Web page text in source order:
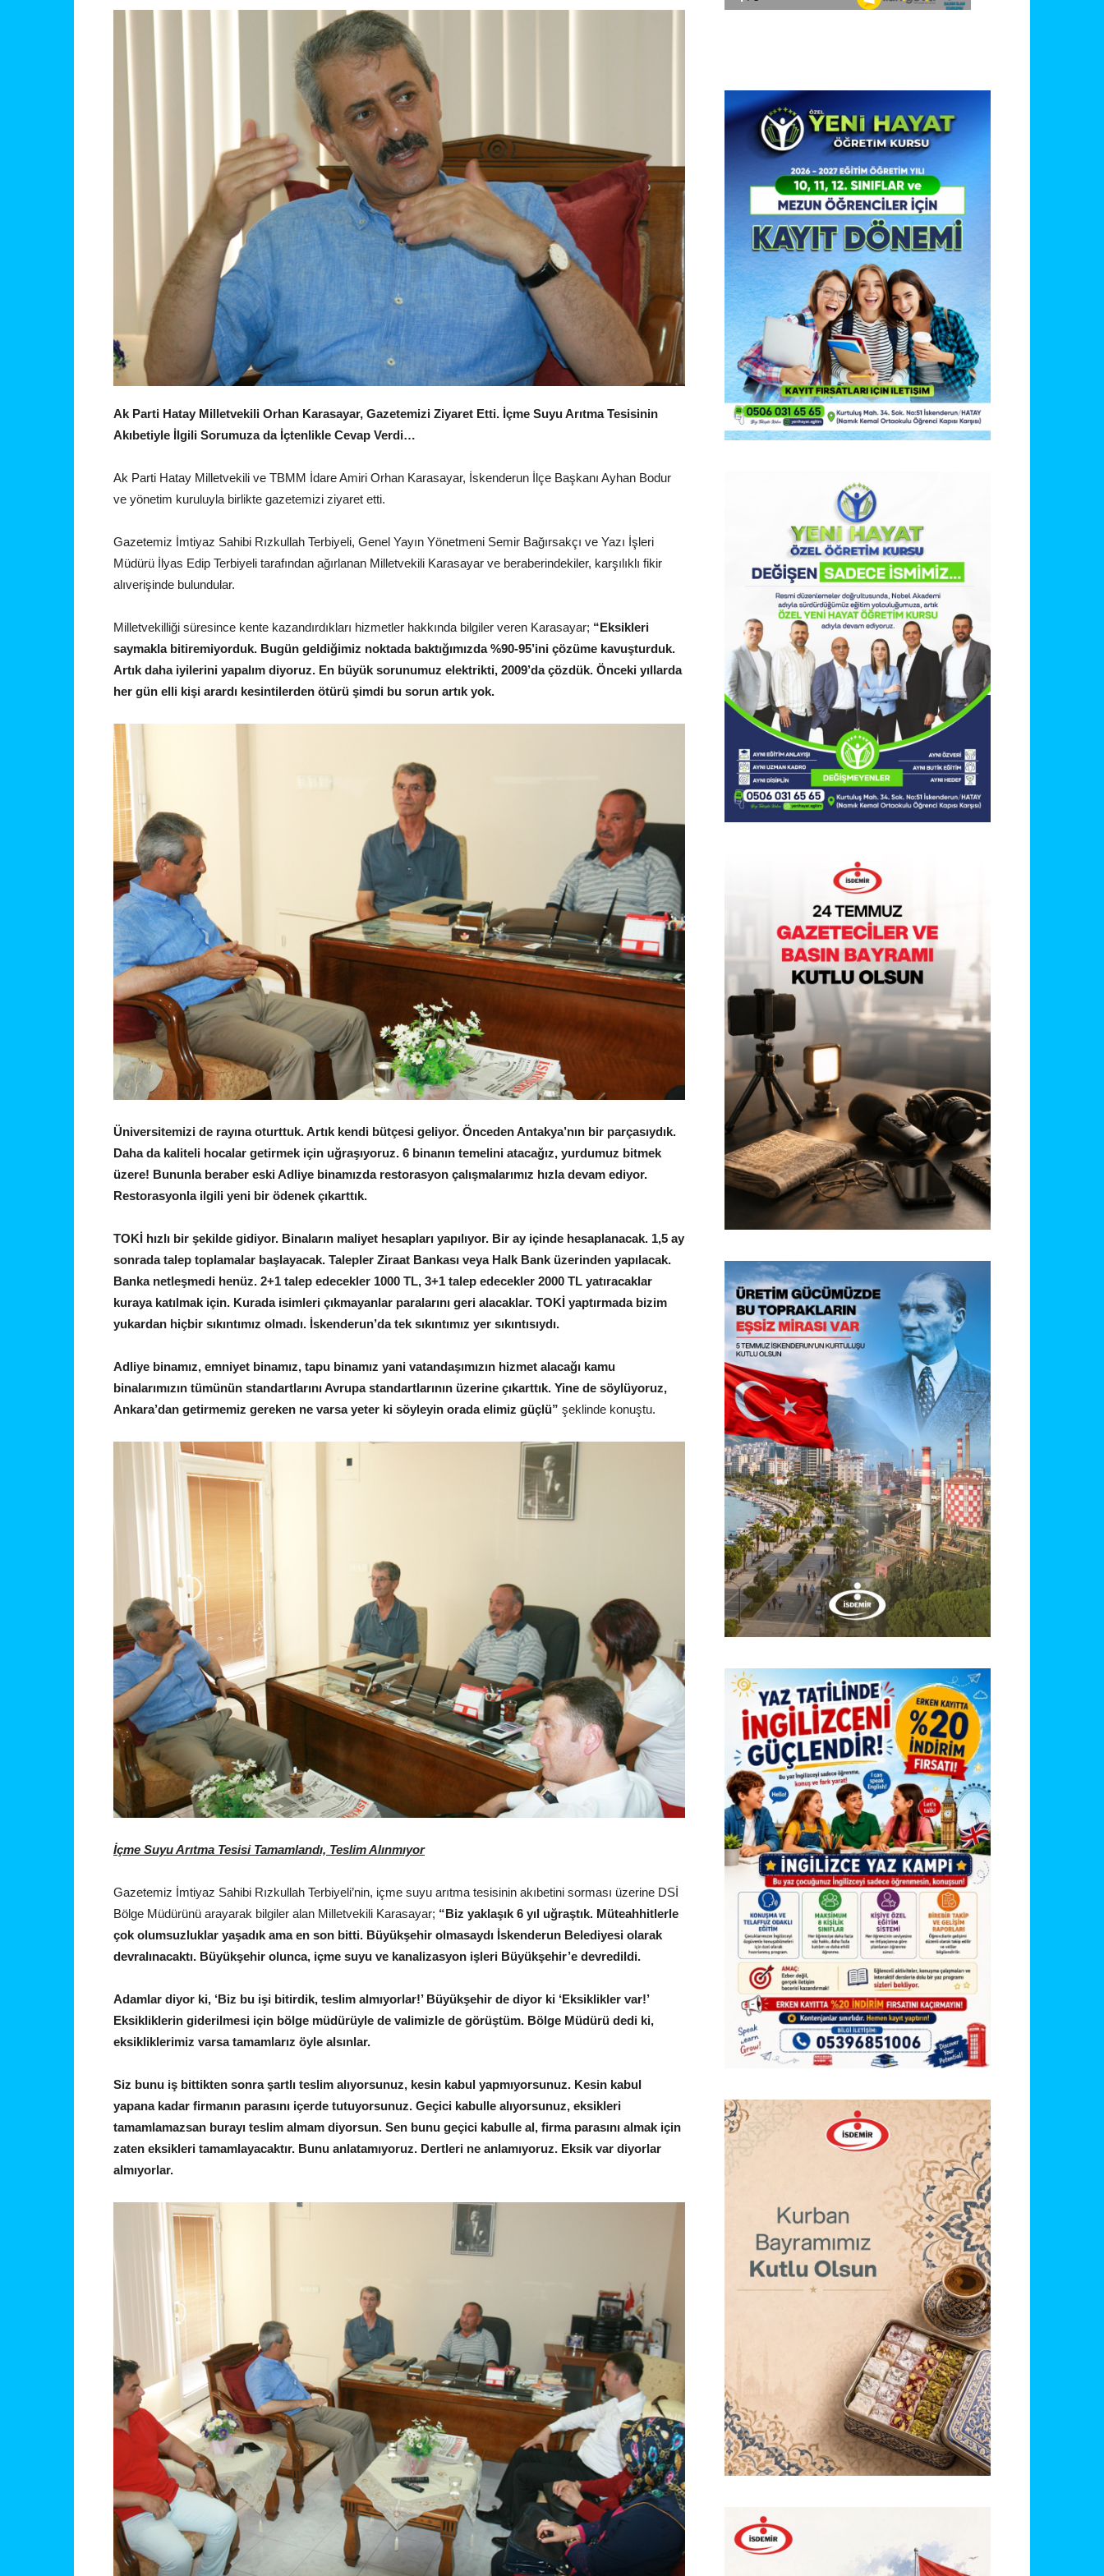
Ak Parti Hatay Milletvekili Orhan Karasayar, Gazetemizi Ziyaret Etti. İçme Suyu Arıtma Tesisinin
Akıbetiyle İlgili Sorumuza da İçtenlikle Cevap Verdi…
Ak Parti Hatay Milletvekili ve TBMM İdare Amiri Orhan Karasayar, İskenderun İlçe Başkanı Ayhan Bodur
ve yönetim kuruluyla birlikte gazetemizi ziyaret etti.
Gazetemiz İmtiyaz Sahibi Rızkullah Terbiyeli, Genel Yayın Yönetmeni Semir Bağırsakçı ve Yazı İşleri
Müdürü İlyas Edip Terbiyeli tarafından ağırlanan Milletvekili Karasayar ve beraberindekiler, karşılıklı fikir
alıverişinde bulundular.
Milletvekilliği süresince kente kazandırdıkları hizmetler hakkında bilgiler veren Karasayar; “Eksikleri
saymakla bitiremiyorduk. Bugün geldiğimiz noktada baktığımızda %90-95’ini çözüme kavuşturduk.
Artık daha iyilerini yapalım diyoruz. En büyük sorunumuz elektrikti, 2009’da çözdük. Önceki yıllarda
her gün elli kişi arardı kesintilerden ötürü şimdi bu sorun artık yok.
Üniversitemizi de rayına oturttuk. Artık kendi bütçesi geliyor. Önceden Antakya’nın bir parçasıydık.
Daha da kaliteli hocalar getirmek için uğraşıyoruz. 6 binanın temelini atacağız, yurdumuz bitmek
üzere! Bununla beraber eski Adliye binamızda restorasyon çalışmalarımız hızla devam ediyor.
Restorasyonla ilgili yeni bir ödenek çıkarttık.
TOKİ hızlı bir şekilde gidiyor. Binaların maliyet hesapları yapılıyor. Bir ay içinde hesaplanacak. 1,5 ay
sonrada talep toplamalar başlayacak. Talepler Ziraat Bankası veya Halk Bank üzerinden yapılacak.
Banka netleşmedi henüz. 2+1 talep edecekler 1000 TL, 3+1 talep edecekler 2000 TL yatıracaklar
kuraya katılmak için. Kurada isimleri çıkmayanlar paralarını geri alacaklar. TOKİ yaptırmada bizim
yukardan hiçbir sıkıntımız olmadı. İskenderun’da tek sıkıntımız yer sıkıntısıydı.
Adliye binamız, emniyet binamız, tapu binamız yani vatandaşımızın hizmet alacağı kamu
binalarımızın tümünün standartlarını Avrupa standartlarının üzerine çıkarttık. Yine de söylüyoruz,
Ankara’dan getirmemiz gereken ne varsa yeter ki söyleyin orada elimiz güçlü” şeklinde konuştu.
İçme Suyu Arıtma Tesisi Tamamlandı, Teslim Alınmıyor
Gazetemiz İmtiyaz Sahibi Rızkullah Terbiyeli’nin, içme suyu arıtma tesisinin akıbetini sorması üzerine DSİ
Bölge Müdürünü arayarak bilgiler alan Milletvekili Karasayar; “Biz yaklaşık 6 yıl uğraştık. Müteahhitlerle
çok olumsuzluklar yaşadık ama en son bitti. Büyükşehir olmasaydı İskenderun Belediyesi olarak
devralınacaktı. Büyükşehir olunca, içme suyu ve kanalizasyon işleri Büyükşehir’e devredildi.
Adamlar diyor ki, ‘Biz bu işi bitirdik, teslim almıyorlar!’ Büyükşehir de diyor ki ‘Eksiklikler var!’
Eksikliklerin giderilmesi için bölge müdürüyle de valimizle de görüştüm. Bölge Müdürü dedi ki,
eksikliklerimiz varsa tamamlarız öyle alsınlar.
Siz bunu iş bittikten sonra şartlı teslim alıyorsunuz, kesin kabul yapmıyorsunuz. Kesin kabul
yapana kadar firmanın parasını içerde tutuyorsunuz. Geçici kabulle alıyorsunuz, eksikleri
tamamlamazsan burayı teslim almam diyorsun. Sen bunu geçici kabulle al, firma parasını almak için
zaten eksikleri tamamlayacaktır. Bunu anlatamıyoruz. Dertleri ne anlamıyoruz. Eksik var diyorlar
almıyorlar.